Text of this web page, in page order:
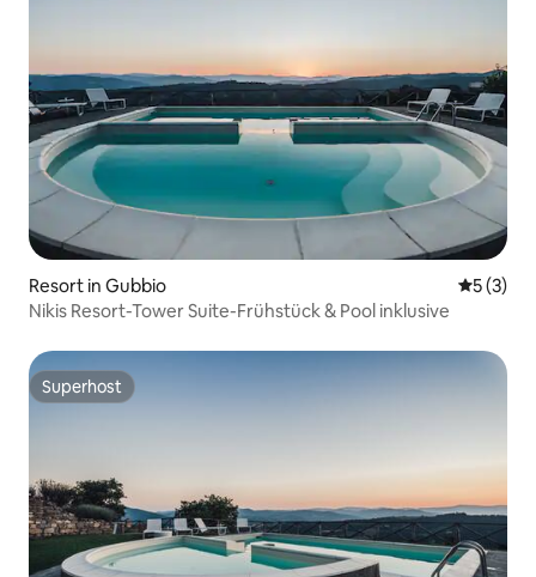
Resort in Gubbio
5 (3)
Nikis Resort-Tower Suite-Frühstück & Pool inklusive
Superhost
Superhost